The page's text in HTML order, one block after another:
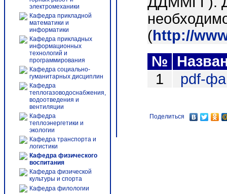
электромеханики
Кафедра прикладной
математики и
информатики
Кафедра прикладных
информационных
технологий и
программирования
Кафедра социально-
гуманитарных дисциплин
Кафедра
теплогазоводоснабжения,
водоотведения и
вентиляции
Кафедра
теплоэнергетики и
экологии
Кафедра транспорта и
логистики
Кафедра физического
воспитания
Кафедра физической
культуры и спорта
Кафедра филологии
(http://
№
1
pdf-
Поделиться